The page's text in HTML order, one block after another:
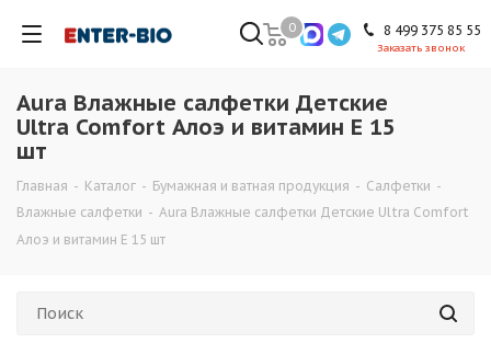
8 499 375 85 55
Заказать звонок
0
Aura Влажные салфетки Детские
Ultra Comfort Алоэ и витамин Е 15
шт
Главная - Каталог - Бумажная и ватная продукция - Cалфетки -
Влажные салфетки - Aura Влажные салфетки Детские Ultra Comfort
Алоэ и витамин Е 15 шт